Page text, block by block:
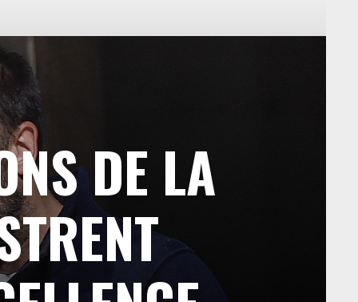
DE LA